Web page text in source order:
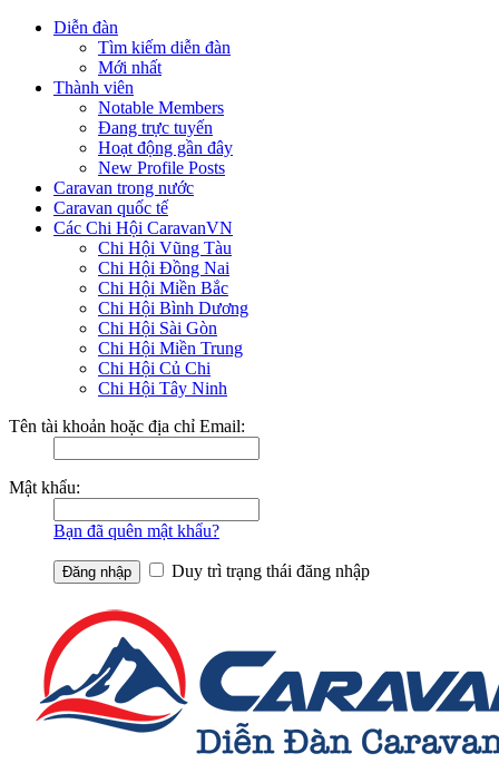
Diễn đàn
Tìm kiếm diễn đàn
Mới nhất
Thành viên
Notable Members
Đang trực tuyến
Hoạt động gần đây
New Profile Posts
Caravan trong nước
Caravan quốc tế
Các Chi Hội CaravanVN
Chi Hội Vũng Tàu
Chi Hội Đồng Nai
Chi Hội Miền Bắc
Chi Hội Bình Dương
Chi Hội Sài Gòn
Chi Hội Miền Trung
Chi Hội Củ Chi
Chi Hội Tây Ninh
Tên tài khoản hoặc địa chỉ Email:
Mật khẩu:
Bạn đã quên mật khẩu?
Duy trì trạng thái đăng nhập